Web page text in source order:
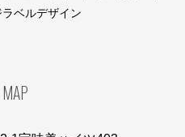
ベルデザイン
MAP